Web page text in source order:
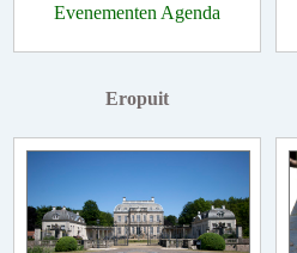
Evenementen Agenda
Eropuit